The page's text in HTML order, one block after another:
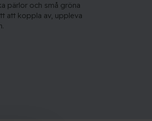
pärlor och små gröna
att koppla av, uppleva